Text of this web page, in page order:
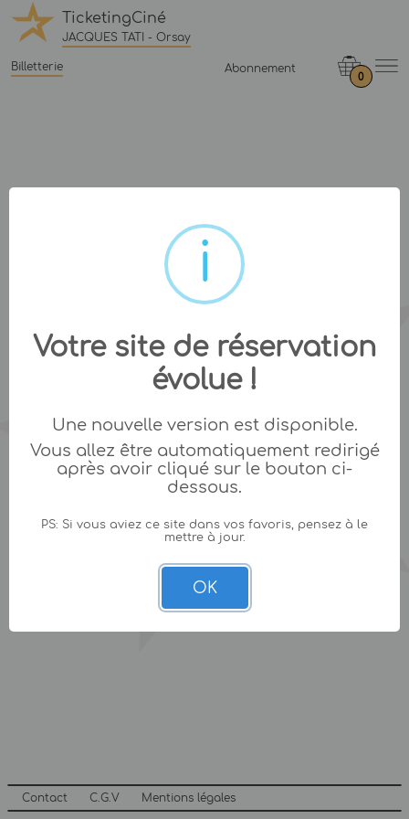
TicketingCiné
JACQUES TATI - Orsay
Billetterie Abonnement
0
Contact C.G.V Mentions légales
Votre site de réservation
évolue !
Une nouvelle version est disponible.
Vous allez être automatiquement redirigé
après avoir cliqué sur le bouton ci-
dessous.
PS: Si vous aviez ce site dans vos favoris, pensez à le
mettre à jour.
OK